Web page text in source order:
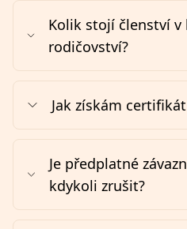
Kolik stojí členství v
rodičovství?
Jak získám
Je předplatné
kdykoli zrušit?